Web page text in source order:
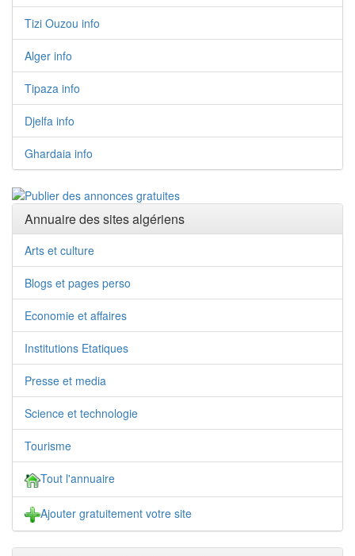
Tizi Ouzou info
Alger info
Tipaza info
Djelfa info
Ghardaia info
Annuaire des sites algériens
Arts et culture
Blogs et pages perso
Economie et affaires
Institutions Etatiques
Presse et media
Science et technologie
Tourisme
Tout l'annuaire
Ajouter gratuitement votre site